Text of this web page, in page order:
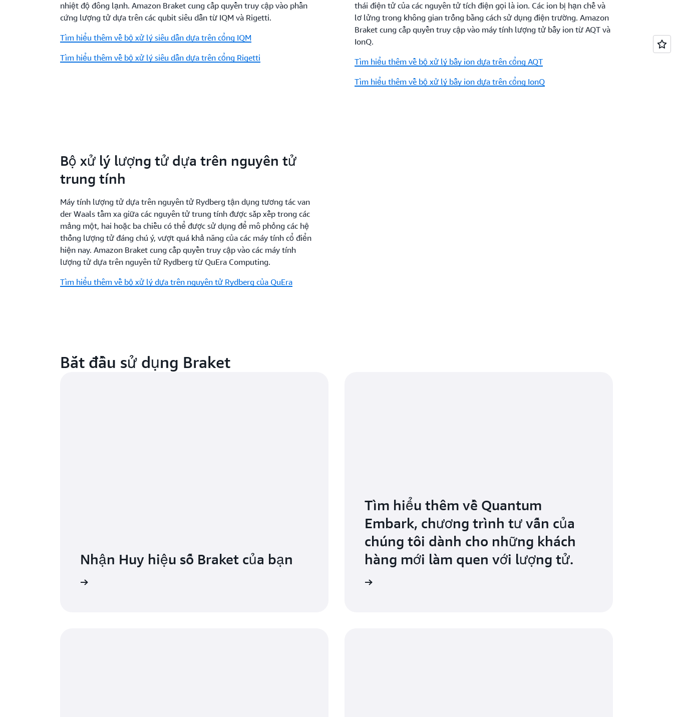
nhiệt độ đông lạnh. Amazon Braket cung cấp quyền truy cập vào phần
cứng lượng tử dựa trên các qubit siêu dẫn từ IQM và Rigetti.
Tìm hiểu thêm về bộ xử lý siêu dẫn dựa trên cổng IQM
Tìm hiểu thêm về bộ xử lý siêu dẫn dựa trên cổng Rigetti
thái điện tử của các nguyên tử tích điện gọi là ion. Các ion bị hạn chế và
lơ lửng trong không gian trống bằng cách sử dụng điện trường. Amazon
Braket cung cấp quyền truy cập vào máy tính lượng tử bẫy ion từ AQT và
IonQ.
Tìm hiểu thêm về bộ xử lý bẫy ion dựa trên cổng AQT
Tìm hiểu thêm về bộ xử lý bẫy ion dựa trên cổng IonQ
Bộ xử lý lượng tử dựa trên nguyên tử
trung tính
Máy tính lượng tử dựa trên nguyên tử Rydberg tận dụng tương tác van
der Waals tầm xa giữa các nguyên tử trung tính được sắp xếp trong các
mảng một, hai hoặc ba chiều có thể được sử dụng để mô phỏng các hệ
thống lượng tử đáng chú ý, vượt quá khả năng của các máy tính cổ điển
hiện nay. Amazon Braket cung cấp quyền truy cập vào các máy tính
lượng tử dựa trên nguyên tử Rydberg từ QuEra Computing.
Tìm hiểu thêm về bộ xử lý dựa trên nguyên tử Rydberg của QuEra
Bắt đầu sử dụng Braket
Nhận Huy hiệu số Braket của bạn
Tìm hiểu thêm về Quantum
Embark, chương trình tư vấn của
chúng tôi dành cho những khách
hàng mới làm quen với lượng tử.